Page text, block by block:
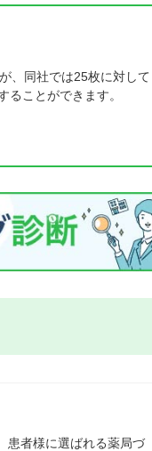
、同社では25枚に対して
ことができます。
患者様に選ばれる薬局づ